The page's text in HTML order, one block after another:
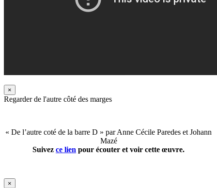
×
Regarder de l'autre côté des marges
« De l’autre coté de la barre D » par Anne Cécile Paredes et Johann
Mazé
Suivez ce lien pour écouter et voir cette œuvre.
×